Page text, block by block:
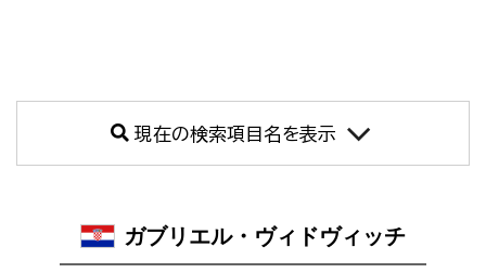
現在の検索項目名を表示
ガブリエル・ヴィドヴィッチ